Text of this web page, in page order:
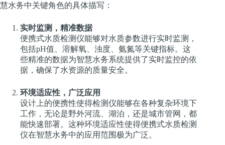
慧水务中关键角色的具体描写：
实时监测，精准数据
便携式水质检测仪能够对水质参数进行实时监测，
包括pH值、溶解氧、浊度、氨氮等关键指标。这
些精准的数据为智慧水务系统提供了实时监控的依
据，确保了水资源的质量安全。
环境适应性，广泛应用
设计上的便携性使得检测仪能够在各种复杂环境下
工作，无论是野外河流、湖泊，还是城市管网，都
能快速部署。这种环境适应性使得便携式水质检测
仪在智慧水务中的应用范围极为广泛。